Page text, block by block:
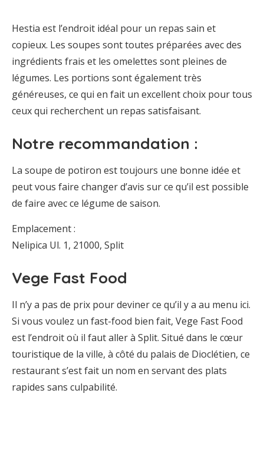
Hestia est l’endroit idéal pour un repas sain et
copieux. Les soupes sont toutes préparées avec des
ingrédients frais et les omelettes sont pleines de
légumes. Les portions sont également très
généreuses, ce qui en fait un excellent choix pour tous
ceux qui recherchent un repas satisfaisant.
Notre recommandation :
La soupe de potiron est toujours une bonne idée et
peut vous faire changer d’avis sur ce qu’il est possible
de faire avec ce légume de saison.
Emplacement :
Nelipica Ul. 1, 21000, Split
Vege Fast Food
Il n’y a pas de prix pour deviner ce qu’il y a au menu ici.
Si vous voulez un fast-food bien fait, Vege Fast Food
est l’endroit où il faut aller à Split. Situé dans le cœur
touristique de la ville, à côté du palais de Dioclétien, ce
restaurant s’est fait un nom en servant des plats
rapides sans culpabilité.